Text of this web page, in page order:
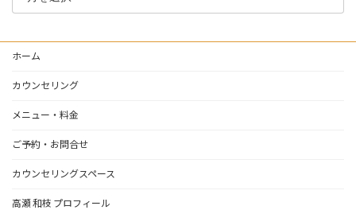
グ
ー
カ
ブ
ホーム
カウンセリング
メニュー・料金
ご予約・お問合せ
カウンセリングスペース
高瀬 和枝 プロフィール